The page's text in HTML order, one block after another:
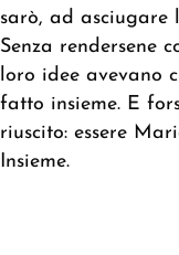
sarò, ad asciugare
Senza rendersene
loro idee avevano
fatto insieme. E
riuscito: essere
Insieme.